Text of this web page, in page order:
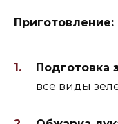
Приготовление:
Подготовка
все виды